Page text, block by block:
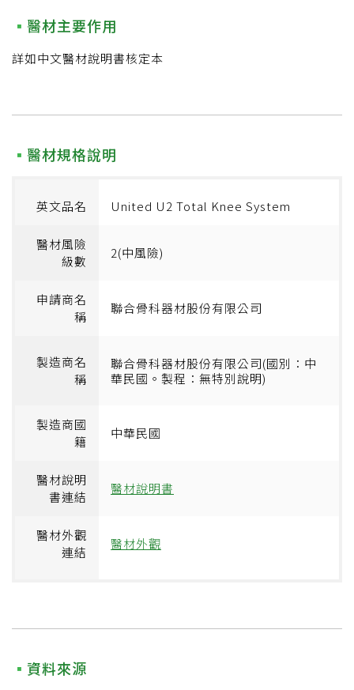
醫材主要作用
詳如中文醫材說明書核定本
醫材規格說明
英文品名 United U2 Total Knee System
醫材風險
級數
2(中風險)
申請商名
稱
聯合骨科器材股份有限公司
製造商名
稱
聯合骨科器材股份有限公司(國別：中
華民國。製程：無特別說明)
製造商國
籍
中華民國
醫材說明
書連結
醫材說明書
醫材外觀
連結
醫材外觀
資料來源